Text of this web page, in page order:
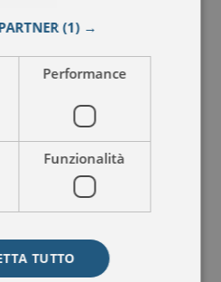
(1) →
Performance
Funzionalità
TUTTO